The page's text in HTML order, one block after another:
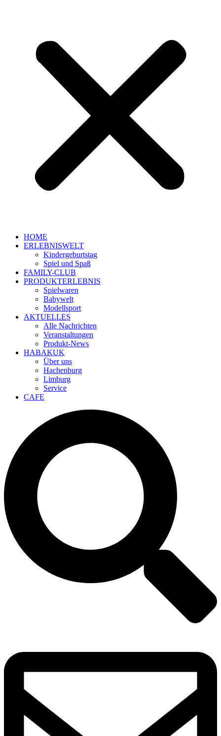
HOME
ERLEBNISWELT
Kindergeburtstag
Spiel und Spaß
FAMILY-CLUB
PRODUKTERLEBNIS
Spielwaren
Babywelt
Modellsport
AKTUELLES
Alle Nachrichten
Veranstaltungen
Produkt-News
HABAKUK
Über uns
Hachenburg
Limburg
Service
CAFE